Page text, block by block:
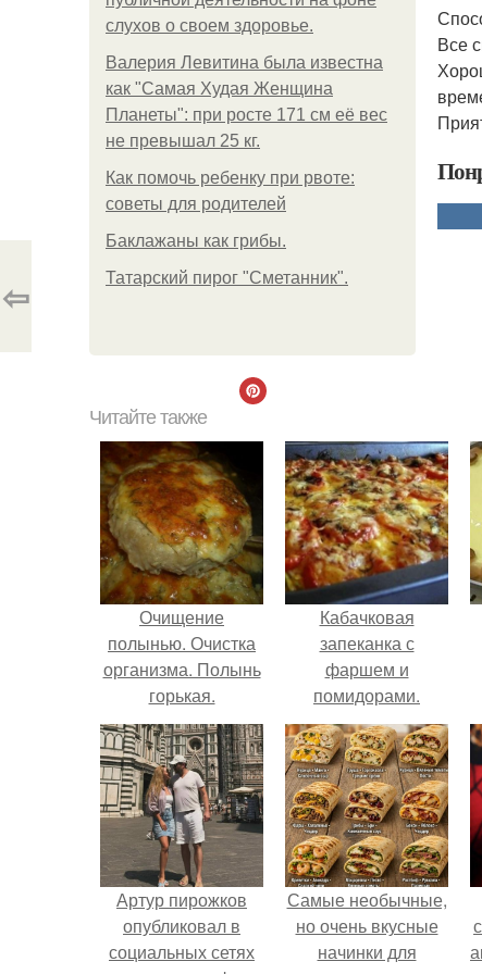
слухов о своем здоровье.
Валерия Левитина была известна
как "Самая Худая Женщина
Планеты": при росте 171 см её вес
не превышал 25 кг.
Как помочь ребенку при рвоте:
советы для родителей
Баклажаны как грибы.
Татарский пирог "Сметанник".
Все
⇦
Читайте также
Очищение
полынью. Очистка
организма. Полынь
горькая.
Кабачковая
запеканка с
фаршем и
помидорами.
Артур пирожков
опубликовал в
социальных сетях
Самые необычные,
но очень вкусные
начинки для